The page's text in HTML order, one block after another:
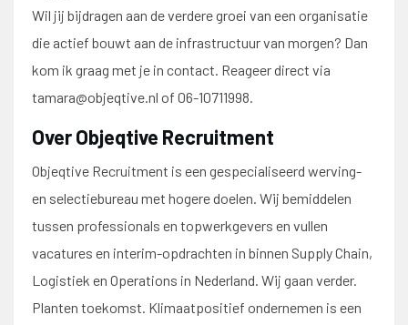
Wil jij bijdragen aan de verdere groei van een organisatie
die actief bouwt aan de infrastructuur van morgen? Dan
kom ik graag met je in contact. Reageer direct via
tamara@objeqtive.nl of 06-10711998.
Over Objeqtive Recruitment
Objeqtive Recruitment is een gespecialiseerd werving-
en selectiebureau met hogere doelen. Wij bemiddelen
tussen professionals en topwerkgevers en vullen
vacatures en interim-opdrachten in binnen Supply Chain,
Logistiek en Operations in Nederland. Wij gaan verder.
Planten toekomst. Klimaatpositief ondernemen is een